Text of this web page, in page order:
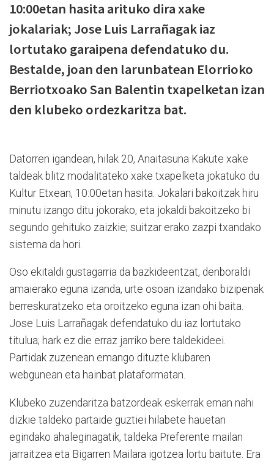
10:00etan hasita arituko dira xake
jokalariak; Jose Luis Larrañagak iaz
lortutako garaipena defendatuko du.
Bestalde, joan den larunbatean Elorrioko
Berriotxoako San Balentin txapelketan izan
den klubeko ordezkaritza bat.
Datorren igandean, hilak 20, Anaitasuna Kakute xake
taldeak blitz modalitateko xake txapelketa jokatuko du
Kultur Etxean, 10:00etan hasita. Jokalari bakoitzak hiru
minutu izango ditu jokorako, eta jokaldi bakoitzeko bi
segundo gehituko zaizkie; suitzar erako zazpi txandako
sistema da hori.
Oso ekitaldi gustagarria da bazkideentzat, denboraldi
amaierako eguna izanda, urte osoan izandako bizipenak
berreskuratzeko eta oroitzeko eguna izan ohi baita.
Jose Luis Larrañagak defendatuko du iaz lortutako
titulua; hark ez die erraz jarriko bere taldekideei.
Partidak zuzenean emango dituzte klubaren
webgunean eta hainbat plataformatan.
Klubeko zuzendaritza batzordeak eskerrak eman nahi
dizkie taldeko partaide guztiei hilabete hauetan
egindako ahaleginagatik, taldeka Preferente mailan
jarraitzea eta Bigarren Mailara igotzea lortu baitute. Era